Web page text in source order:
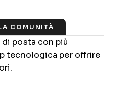
COMUNITÀ
posta con più
tecnologica per offrire